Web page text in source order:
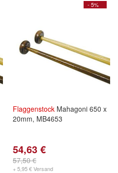
- 5%
Flaggenstock Mahagoni 650 x
20mm, MB4653
54,63 €
57,50 €
+ 5,95 € Versand